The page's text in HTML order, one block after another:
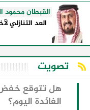
القبطان محمود
العد التنازلي
تصويت
هل تتوقع خفض
الفائدة اليوم؟